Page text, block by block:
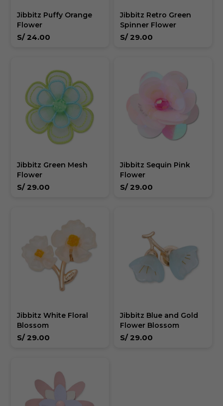
Jibbitz Puffy Orange
Flower
S/ 24.00
Jibbitz Retro Green
Spinner Flower
S/ 29.00
Jibbitz Green Mesh
Flower
S/ 29.00
Jibbitz Sequin Pink
Flower
S/ 29.00
Jibbitz White Floral
Blossom
S/ 29.00
Jibbitz Blue and Gold
Flower Blossom
S/ 29.00